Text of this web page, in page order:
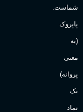
شماست.
پاپروک
(به
معنی
پروانه)
یک
نماد